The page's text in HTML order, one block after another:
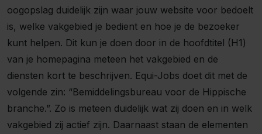
oogopslag duidelijk zijn waar jouw website voor bedoelt
is, welke vakgebied je bedient en hoe je de bezoeker
kunt helpen. Dit kun je doen door in de hoofdtitel (H1)
van je homepagina meteen het vakgebied en de
diensten kort te beschrijven. Equi-Jobs doet dit met de
volgende zin: “Bemiddelingsbureau voor de Hippische
branche.”. Zo is meteen duidelijk wat zij doen en in welk
vakgebied zij actief zijn. Daarnaast staan de elementen